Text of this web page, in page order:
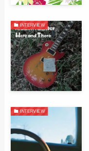
INTERVIEW
INTERVIEW